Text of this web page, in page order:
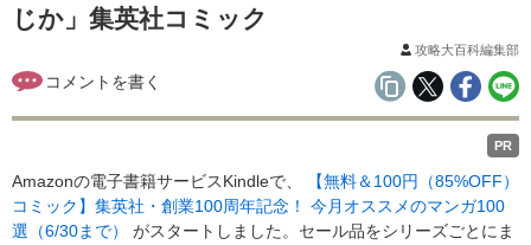
じか」集英社コミック
攻略大百科編集部
PR
Amazonの電子書籍サービスKindleで、
【無料＆100円（85%OFF）
コミック】集英社・創業100周年記念！ 今月オススメのマンガ100
選（6/30まで） がスタートしました。セール品をシリーズごとにま